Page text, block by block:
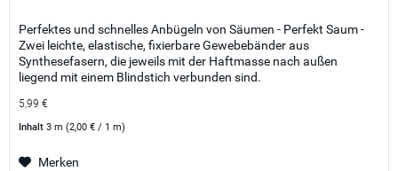
Perfektes und schnelles Anbügeln von Säumen - Perfekt Saum -
Zwei leichte, elastische, fixierbare Gewebebänder aus
Synthesefasern, die jeweils mit der Haftmasse nach außen
liegend mit einem Blindstich verbunden sind.
5,99 €
Inhalt3 m(2,00 € / 1 m)
Merken